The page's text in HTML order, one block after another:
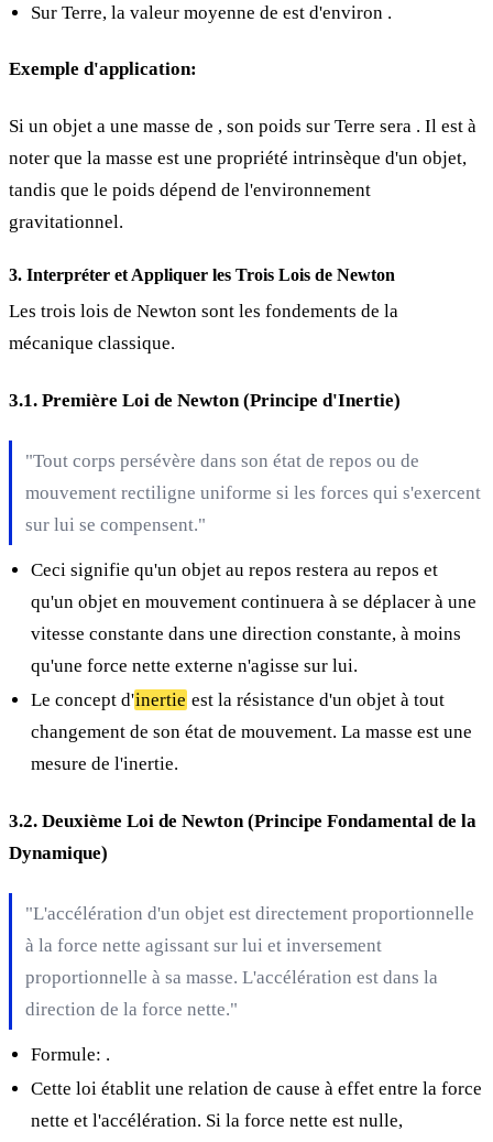
Sur Terre, la valeur moyenne de est d'environ .
Exemple d'application:
Si un objet a une masse de , son poids sur Terre sera . Il est à
noter que la masse est une propriété intrinsèque d'un objet,
tandis que le poids dépend de l'environnement
gravitationnel.
3. Interpréter et Appliquer les Trois Lois de Newton
Les trois lois de Newton sont les fondements de la
mécanique classique.
3.1. Première Loi de Newton (Principe d'Inertie)
"Tout corps persévère dans son état de repos ou de
mouvement rectiligne uniforme si les forces qui s'exercent
sur lui se compensent."
Ceci signifie qu'un objet au repos restera au repos et
qu'un objet en mouvement continuera à se déplacer à une
vitesse constante dans une direction constante, à moins
qu'une force nette externe n'agisse sur lui.
Le concept d'inertie est la résistance d'un objet à tout
changement de son état de mouvement. La masse est une
mesure de l'inertie.
3.2. Deuxième Loi de Newton (Principe Fondamental de la
Dynamique)
"L'accélération d'un objet est directement proportionnelle
à la force nette agissant sur lui et inversement
proportionnelle à sa masse. L'accélération est dans la
direction de la force nette."
Formule: .
Cette loi établit une relation de cause à effet entre la force
nette et l'accélération. Si la force nette est nulle,